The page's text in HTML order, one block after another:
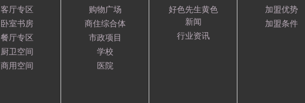
客厅专区
卧室书房
餐厅专区
厨卫空间
商用空间
购物广场
商住综合体
市政项目
学校
医院
好色先生黄色
新闻
行业资讯
加盟优势
加盟条件